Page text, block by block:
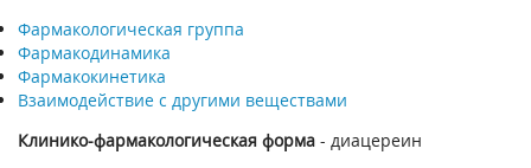
Фармакологическая группа
Фармакодинамика
Фармакокинетика
Взаимодействие с другими веществами
Клинико-фармакологическая форма - диацереин